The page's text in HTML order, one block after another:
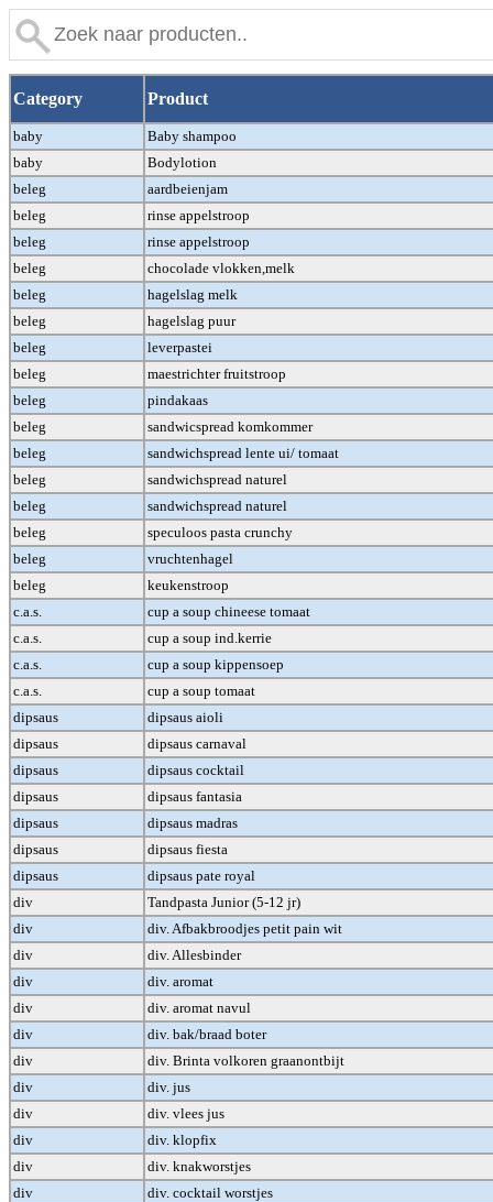
Category Product
baby
Baby shampoo
baby
Bodylotion
beleg
aardbeienjam
beleg
rinse appelstroop
beleg
rinse appelstroop
beleg
chocolade vlokken,melk
beleg
hagelslag melk
beleg
hagelslag puur
beleg
leverpastei
beleg
maestrichter fruitstroop
beleg
pindakaas
beleg
sandwicspread komkommer
beleg
sandwichspread lente ui/ tomaat
beleg
sandwichspread naturel
beleg
sandwichspread naturel
beleg
speculoos pasta crunchy
beleg
vruchtenhagel
beleg
keukenstroop
c.a.s.
cup a soup chineese tomaat
c.a.s.
cup a soup ind.kerrie
c.a.s.
cup a soup kippensoep
c.a.s.
cup a soup tomaat
dipsaus
dipsaus aioli
dipsaus
dipsaus carnaval
dipsaus
dipsaus cocktail
dipsaus
dipsaus fantasia
dipsaus
dipsaus madras
dipsaus
dipsaus fiesta
dipsaus
dipsaus pate royal
div
Tandpasta Junior (5-12 jr)
div
div. Afbakbroodjes petit pain wit
div
div. Allesbinder
div
div. aromat
div
div. aromat navul
div
div. bak/braad boter
div
div. Brinta volkoren graanontbijt
div
div. jus
div
div. vlees jus
div
div. klopfix
div
div. knakworstjes
div
div. cocktail worstjes